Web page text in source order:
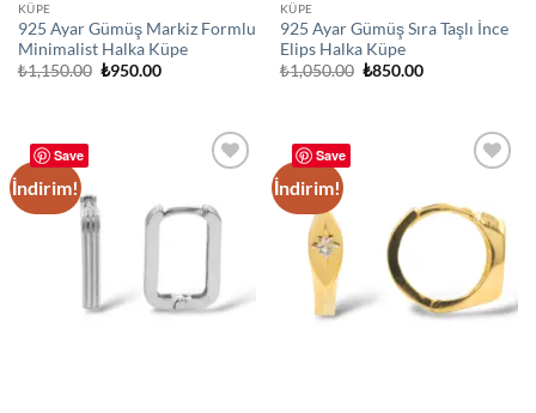
KÜPE
925 Ayar Gümüş Markiz Formlu
Minimalist Halka Küpe
₺1,150.00 Orijinal
₺950.00Şu
KÜPE
925 Ayar Gümüş Sıra Taşlı İnce
Elips Halka Küpe
₺1,050.00 Orijinal
₺850.00Şu
Save
İndirim!
wishlist
Save
İndirim!